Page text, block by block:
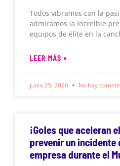
Todos vibramos con la
admiramos la increíble
equipos de élite en la
LEER MÁS »
junio 25, 2026 No hay
¡Goles que aceleran
prevenir un incidente
empresa durante el